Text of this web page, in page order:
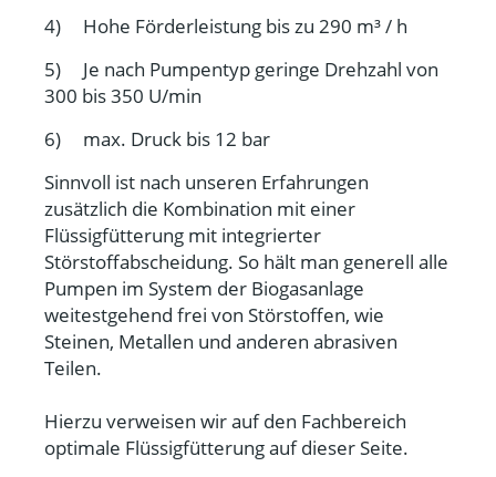
4) Hohe Förderleistung bis zu 290 m³ / h
5) Je nach Pumpentyp geringe Drehzahl von
300 bis 350 U/min
6) max. Druck bis 12 bar
Sinnvoll ist nach unseren Erfahrungen
zusätzlich die Kombination mit einer
Flüssigfütterung mit integrierter
Störstoffabscheidung. So hält man generell alle
Pumpen im System der Biogasanlage
weitestgehend frei von Störstoffen, wie
Steinen, Metallen und anderen abrasiven
Teilen.
Hierzu verweisen wir auf den Fachbereich
optimale Flüssigfütterung auf dieser Seite.